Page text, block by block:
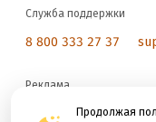
Продолжая
Служба поддержки
8 800 333 27 37
Реклама
reklama@litres.ru